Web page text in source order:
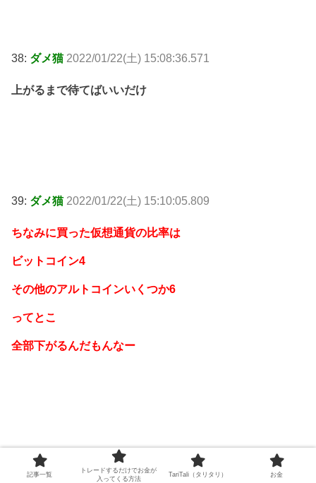
38: ダメ猫 2022/01/22(土) 15:08:36.571
上がるまで待てばいいだけ
39: ダメ猫 2022/01/22(土) 15:10:05.809
ちなみに買った仮想通貨の比率は
ビットコイン4
その他のアルトコインいくつか6
ってとこ
全部下がるんだもんなー
ダメ猫 2022/01/22(土) 15:10:31.345
記事一覧
トレードするだけでお金が
入ってくる方法
TariTali（タリタリ） お金